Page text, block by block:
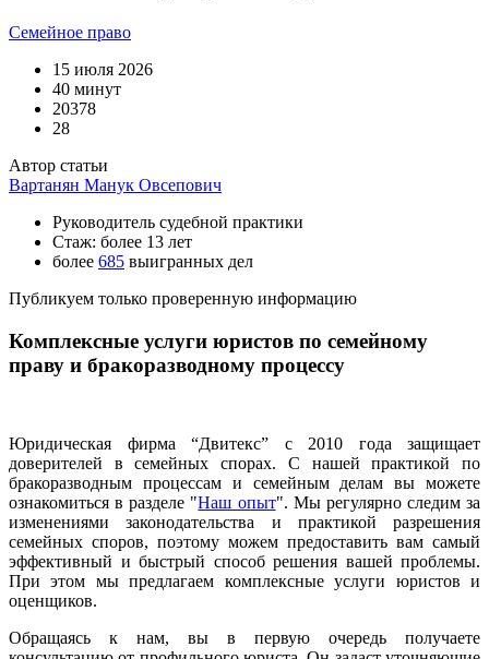
Семейное право
15 июля 2026
40 минут
20378
28
Автор статьи
Вартанян Манук Овсепович
Руководитель судебной практики
Стаж: более 13 лет
более 685 выигранных дел
Публикуем только проверенную информацию
Комплексные услуги юристов по семейному
праву и бракоразводному процессу
Юридическая фирма “Двитекс” с 2010 года защищает
доверителей в семейных спорах. С нашей практикой по
бракоразводным процессам и семейным делам вы можете
ознакомиться в разделе "Наш опыт". Мы регулярно следим за
изменениями законодательства и практикой разрешения
семейных споров, поэтому можем предоставить вам самый
эффективный и быстрый способ решения вашей проблемы.
При этом мы предлагаем комплексные услуги юристов и
оценщиков.
Обращаясь к нам, вы в первую очередь получаете